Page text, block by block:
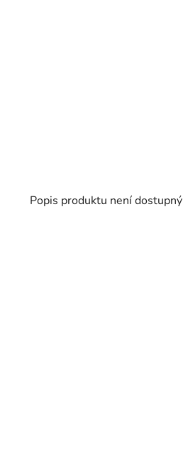
Popis produktu není dostupný